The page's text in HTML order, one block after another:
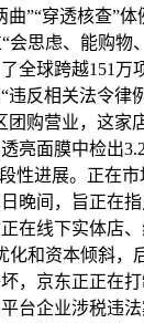
曲”“穿透核查”
会思虑、能购
全球跨越151
违反相关法令律
团购营业，这
亮面膜中检出
性进展。正在
日晚间，旨正
在线下实体店
化和资本倾斜
，京东正正在
台企业涉税违